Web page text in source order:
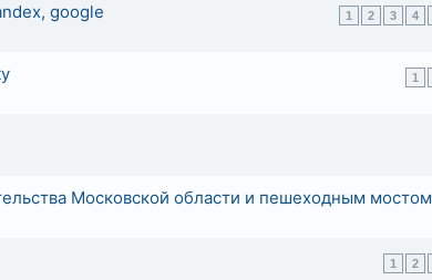
google 1 2 3 4
1
Московской области и пешеходным мостом
1 2